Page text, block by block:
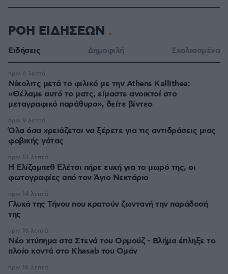
ΡΟΗ ΕΙΔΗΣΕΩΝ
Ειδήσεις Δημοφιλή Σχολιασμένα
Νίκολιτς μετά το φιλικό με την Athens Kallithea:
«Θέλαμε αυτό το ματς, είμαστε ανοικτοί στο
μεταγραφικό παράθυρο», δείτε βίντεο
πριν 6 λεπτά
Όλα όσα χρειάζεται να ξέρετε για τις αντιδράσεις μιας
φοβικής γάτας
πριν 9 λεπτά
Η Ελίζαμπεθ Ελέτσι πήρε ευχή για το μωρό της, οι
φωτογραφίες από τον Άγιο Νεκτάριο
πριν 13 λεπτά
Γλυκά της Τήνου που κρατούν ζωντανή την παράδοσή
της
πριν 14 λεπτά
Νέο χτύπημα στα Στενά του Ορμούζ - Βλήμα έπληξε το
πλοίο κοντά στο Khasab του Ομάν
πριν 16 λεπτά
πριν 16 λεπτά